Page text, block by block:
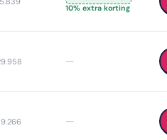
meer info
info 10% extra korting
info
—
info
—